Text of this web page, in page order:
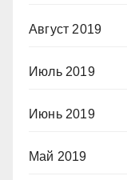
Август 2019
Июль 2019
Июнь 2019
Май 2019